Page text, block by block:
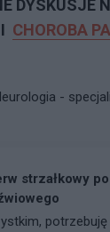
DYSKUSJE
CHOROBA
-
strzałkowy